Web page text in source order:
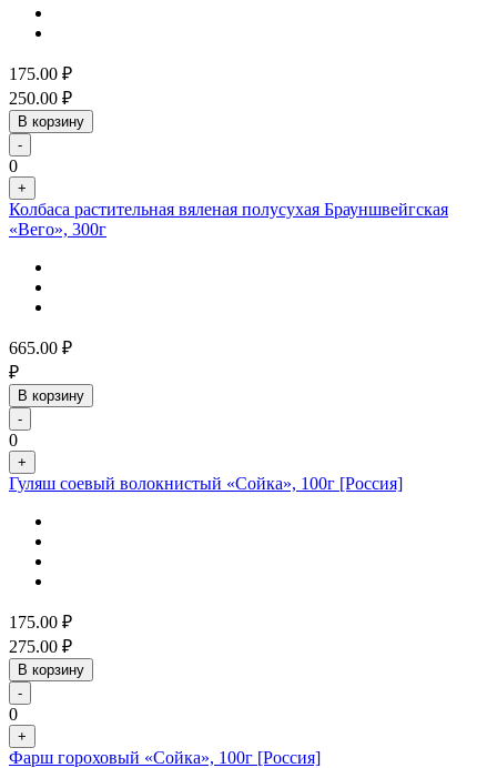
175.00 ₽
250.00 ₽
В корзину
-
0
+
Колбаса растительная вяленая полусухая Брауншвейгская
«Вего», 300г
665.00 ₽
₽
В корзину
-
0
+
Гуляш соевый волокнистый «Сойка», 100г [Россия]
175.00 ₽
275.00 ₽
В корзину
-
0
+
Фарш гороховый «Сойка», 100г [Россия]